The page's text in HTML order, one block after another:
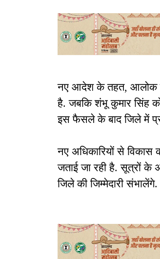
नए आदेश के तहत, आलोक
है. जबकि शंभू कुमार सिंह
इस फैसले के बाद जिले में
नए अधिकारियों से
जताई जा रही है. सूत्रों के
जिले की जिम्मेदारी संभालेंगे.